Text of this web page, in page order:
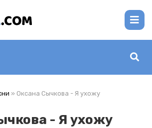
» Оксана Сычкова - Я ухожу
- Я ухожу